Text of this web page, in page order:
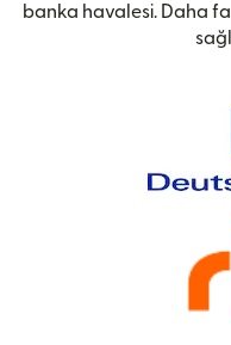
banka havalesi. Daha